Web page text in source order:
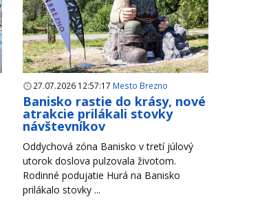
27.07.2026 12:57:17 Mesto Brezno
Banisko rastie do krásy, nové
atrakcie prilákali stovky
návštevníkov
Oddychová zóna Banisko v tretí júlový
utorok doslova pulzovala životom.
Rodinné podujatie Hurá na Banisko
prilákalo stovky ...